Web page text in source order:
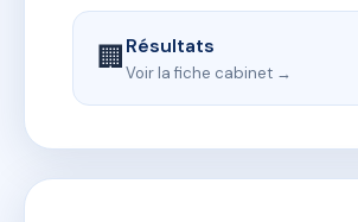
🏢Résultats
Voir la fiche cabinet →